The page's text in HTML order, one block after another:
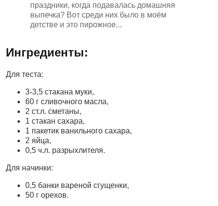
праздники, когда подавалась домашняя
выпечка? Вот среди них было в моём
детстве и это пирожное...
Ингредиенты:
Для теста:
3-3,5 стакана муки,
60 г сливочного масла,
2 ст.л. сметаны,
1 стакан сахара,
1 пакетик ванильного сахара,
2 яйца,
0,5 ч.л. разрыхлителя.
Для начинки:
0,5 банки вареной сгущенки,
50 г орехов.